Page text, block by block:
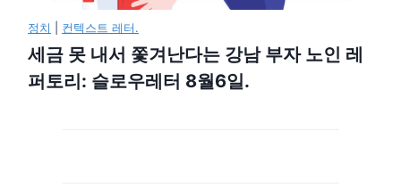
정치 컨텍스트 레터.
세금 못 내서 쫓겨난다는 강남 부자 노인 레
퍼토리: 슬로우레터 8월6일.